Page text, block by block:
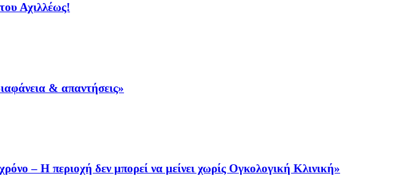
Αχιλλέως!
& απαντήσεις»
– Η περιοχή δεν μπορεί να μείνει χωρίς Ογκολογική Κλινική»